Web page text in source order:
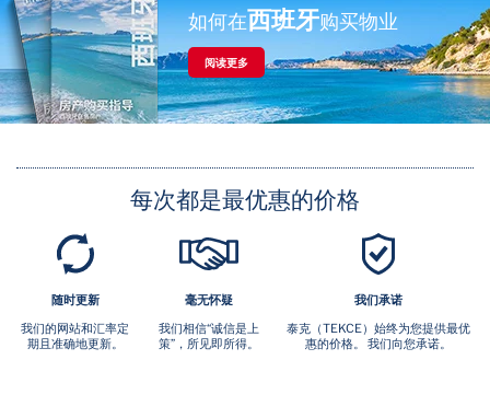
如何在西班牙购买物业
阅读更多
每次都是最优惠的价格
随时更新
我们的网站和汇率定
期且准确地更新。
毫无怀疑
我们相信“诚信是上
策”，所见即所得。
我们承诺
泰克（TEKCE）始终为您提供最优
惠的价格。 我们向您承诺。